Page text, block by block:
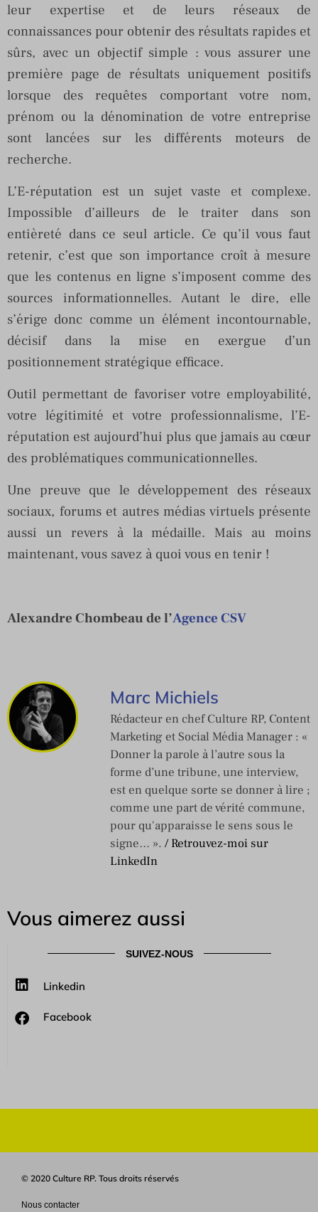
leur expertise et de leurs réseaux de
connaissances pour obtenir des résultats rapides et
sûrs, avec un objectif simple : vous assurer une
première page de résultats uniquement positifs
lorsque des requêtes comportant votre nom,
prénom ou la dénomination de votre entreprise
sont lancées sur les différents moteurs de
recherche.
L’E-réputation est un sujet vaste et complexe.
Impossible d’ailleurs de le traiter dans son
entièreté dans ce seul article. Ce qu’il vous faut
retenir, c’est que son importance croît à mesure
que les contenus en ligne s’imposent comme des
sources informationnelles. Autant le dire, elle
s’érige donc comme un élément incontournable,
décisif dans la mise en exergue d’un
positionnement stratégique efficace.
Outil permettant de favoriser votre employabilité,
votre légitimité et votre professionnalisme, l’E-
réputation est aujourd’hui plus que jamais au cœur
des problématiques communicationnelles.
Une preuve que le développement des réseaux
sociaux, forums et autres médias virtuels présente
aussi un revers à la médaille. Mais au moins
maintenant, vous savez à quoi vous en tenir !
Alexandre Chombeau de l’Agence CSV
Marc Michiels
Rédacteur en chef Culture RP, Content
Marketing et Social Média Manager : «
Donner la parole à l’autre sous la
forme d’une tribune, une interview,
est en quelque sorte se donner à lire ;
comme une part de vérité commune,
pour qu'apparaisse le sens sous le
signe… ». / Retrouvez-moi sur
LinkedIn
Vous aimerez aussi
SUIVEZ-NOUS
Linkedin
Facebook
© 2020 Culture RP. Tous droits réservés
Nous contacter